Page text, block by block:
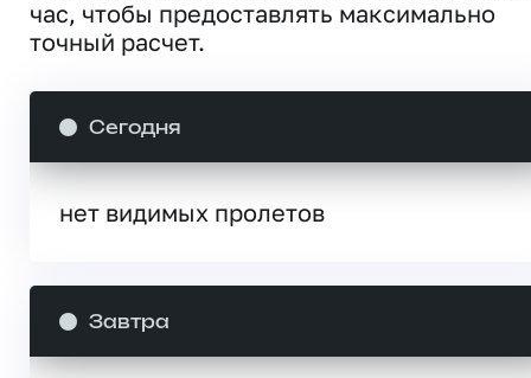
час, чтобы предоставлять максимально
точный расчет.
Сегодня
нет видимых пролетов
Завтра